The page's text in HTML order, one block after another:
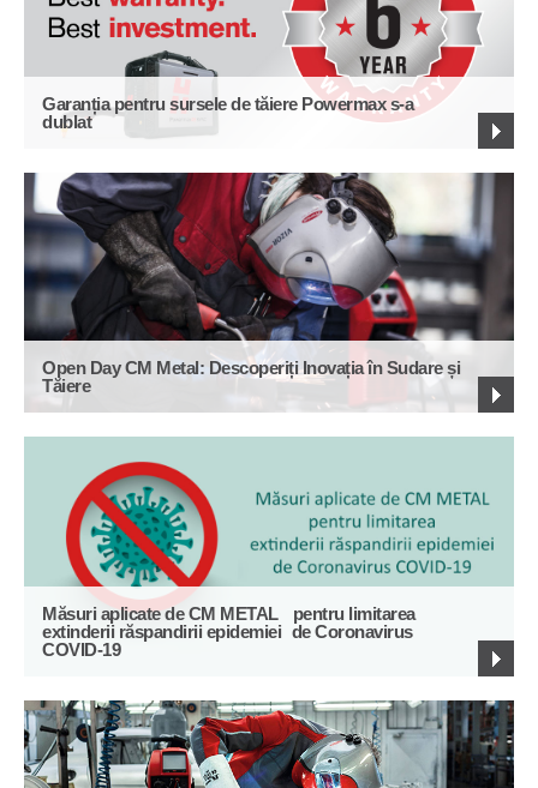
Garanția pentru sursele de tăiere Powermax s-a
dublat
Open Day CM Metal: Descoperiți Inovația în Sudare și
Tăiere
Măsuri aplicate de CM METAL pentru limitarea
extinderii răspandirii epidemiei de Coronavirus
COVID-19